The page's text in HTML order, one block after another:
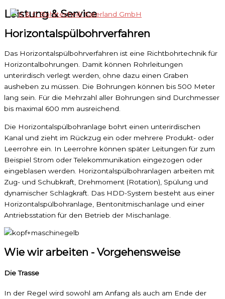
Zum
springenHauptmenü
Leistung & Service
Horizontalspülbohrverfahren
Das Horizontalspülbohrverfahren ist eine Richtbohrtechnik für
Horizontalbohrungen. Damit können Rohrleitungen
unterirdisch verlegt werden, ohne dazu einen Graben
ausheben zu müssen. Die Bohrungen können bis 500 Meter
lang sein. Für die Mehrzahl aller Bohrungen sind Durchmesser
bis maximal 600 mm ausreichend.
Die Horizontalspülbohranlage bohrt einen unterirdischen
Kanal und zieht im Rückzug ein oder mehrere Produkt- oder
Leerrohre ein. In Leerrohre können später Leitungen für zum
Beispiel Strom oder Telekommunikation eingezogen oder
eingeblasen werden. Horizontalspülbohranlagen arbeiten mit
Zug- und Schubkraft, Drehmoment (Rotation), Spülung und
dynamischer Schlagkraft. Das HDD-System besteht aus einer
Horizontalspülbohranlage, Bentonitmischanlage und einer
Antriebsstation für den Betrieb der Mischanlage.
Wie wir arbeiten - Vorgehensweise
Die Trasse
In der Regel wird sowohl am Anfang als auch am Ende der